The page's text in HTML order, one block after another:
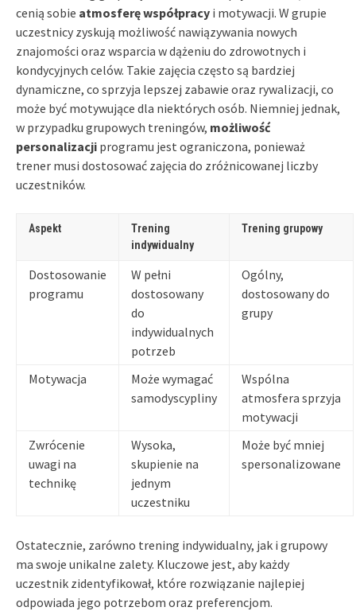
cenią sobie atmosferę współpracy i motywacji. W grupie
uczestnicy zyskują możliwość nawiązywania nowych
znajomości oraz wsparcia w dążeniu do zdrowotnych i
kondycyjnych celów. Takie zajęcia często są bardziej
dynamiczne, co sprzyja lepszej zabawie oraz rywalizacji, co
może być motywujące dla niektórych osób. Niemniej jednak,
w przypadku grupowych treningów, możliwość
personalizacji programu jest ograniczona, ponieważ
trener musi dostosować zajęcia do zróżnicowanej liczby
uczestników.
Aspekt
Trening
indywidualny
Trening grupowy
Dostosowanie
programu
W pełni
dostosowany
do
indywidualnych
potrzeb
Ogólny,
dostosowany do
grupy
Motywacja
Może wymagać
samodyscypliny
Wspólna
atmosfera sprzyja
motywacji
Zwrócenie
uwagi na
technikę
Wysoka,
skupienie na
jednym
uczestniku
Może być mniej
spersonalizowane
Ostatecznie, zarówno trening indywidualny, jak i grupowy
ma swoje unikalne zalety. Kluczowe jest, aby każdy
uczestnik zidentyfikował, które rozwiązanie najlepiej
odpowiada jego potrzebom oraz preferencjom.